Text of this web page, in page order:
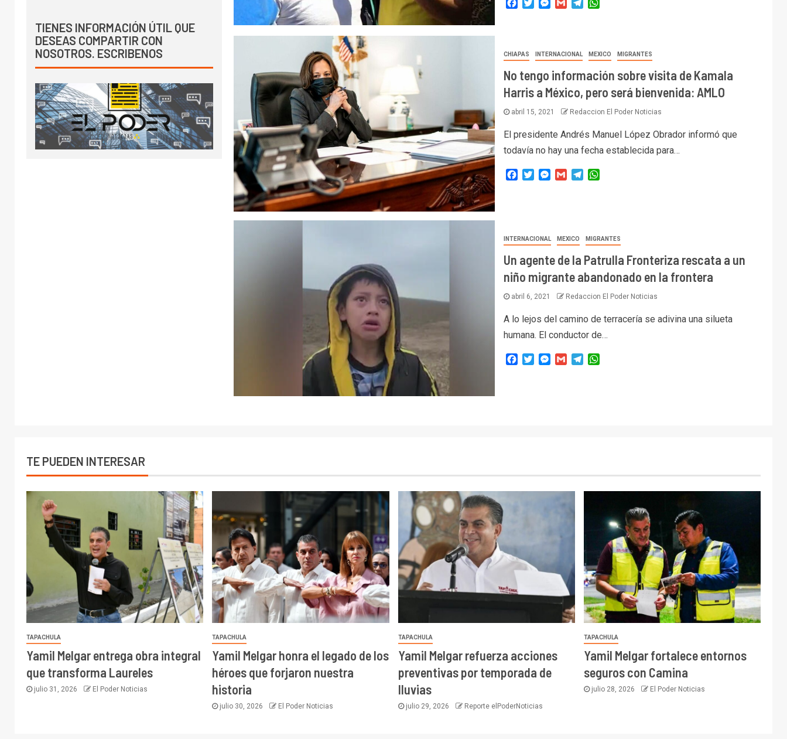
Facebook
TwitterMessenger
GmailTelegram
CHIAPAS INTERNACIONAL MEXICO MIGRANTES
No tengo información sobre visita de Kamala
Harris a México, pero será bienvenida: AMLO
abril 15, 2021 Redaccion El Poder Noticias
El presidente Andrés Manuel López Obrador informó que
todavía no hay una fecha establecida para…
Facebook
TwitterMessenger
GmailTelegram
INTERNACIONAL MEXICO MIGRANTES
Un agente de la Patrulla Fronteriza rescata a un
niño migrante abandonado en la frontera
abril 6, 2021 Redaccion El Poder Noticias
A lo lejos del camino de terracería se adivina una silueta
humana. El conductor de…
Facebook
TwitterMessenger
GmailTelegram
TIENES INFORMACIÓN ÚTIL QUE
DESEAS COMPARTIR CON
NOSOTROS. ESCRIBENOS
TE PUEDEN INTERESAR
TAPACHULA
Yamil Melgar entrega obra integral
que transforma Laureles
julio 31, 2026 El Poder Noticias
TAPACHULA
Yamil Melgar honra el legado de los
héroes que forjaron nuestra
historia
julio 30, 2026 El Poder Noticias
TAPACHULA
Yamil Melgar refuerza acciones
preventivas por temporada de
lluvias
julio 29, 2026 Reporte elPoderNoticias
TAPACHULA
Yamil Melgar fortalece entornos
seguros con Camina
julio 28, 2026 El Poder Noticias